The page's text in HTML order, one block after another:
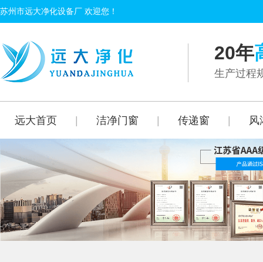
苏州市远大净化设备厂 欢迎您！
20年
生产过程
远大首页 洁净门窗 传递窗 风